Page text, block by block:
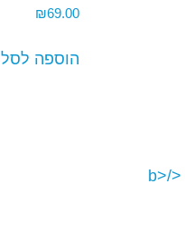
₪69.00
הוספה לסל